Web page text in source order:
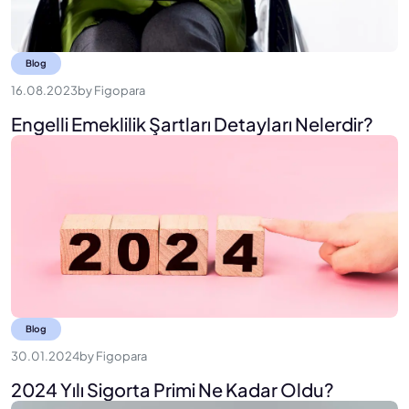
Blog
16.08.2023byFigopara
Engelli Emeklilik Şartları Detayları Nelerdir?
Blog
30.01.2024byFigopara
2024 Yılı Sigorta Primi Ne Kadar Oldu?